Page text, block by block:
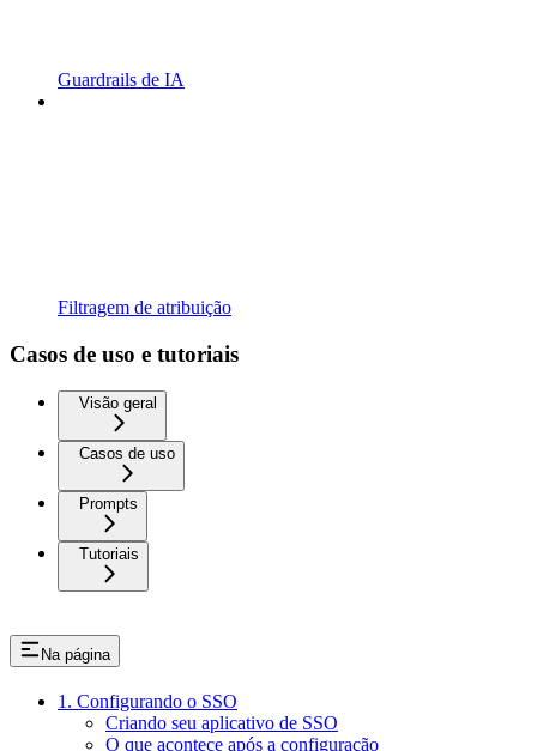
Guardrails de IA
Filtragem de atribuição
Casos de uso e tutoriais
Visão geral
Casos de uso
Prompts
Tutoriais
Na página
1. Configurando o SSO
Criando seu aplicativo de SSO
O que acontece após a configuração